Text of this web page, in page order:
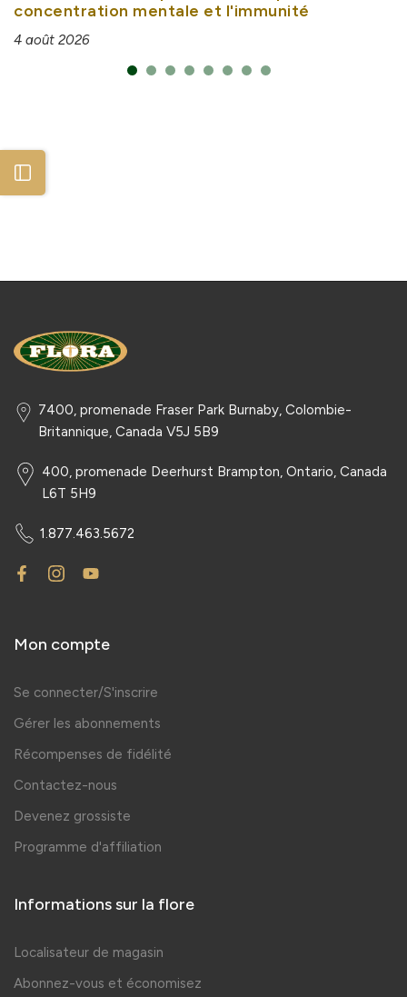
concentration mentale et l'immunité
4 août 2026
7400, promenade Fraser Park Burnaby, Colombie-
Britannique, Canada V5J 5B9
400, promenade Deerhurst Brampton, Ontario, Canada
L6T 5H9
1.877.463.5672
Mon compte
Se connecter/S'inscrire
Gérer les abonnements
Récompenses de fidélité
Contactez-nous
Devenez grossiste
Programme d'affiliation
Informations sur la flore
Localisateur de magasin
Abonnez-vous et économisez